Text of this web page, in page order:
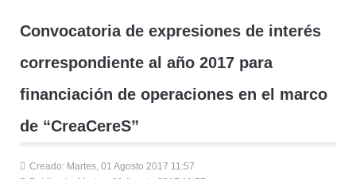
Convocatoria de expresiones de interés
correspondiente al año 2017 para
financiación de operaciones en el marco
de “CreaCereS”
Creado: Martes, 01 Agosto 2017 11:57